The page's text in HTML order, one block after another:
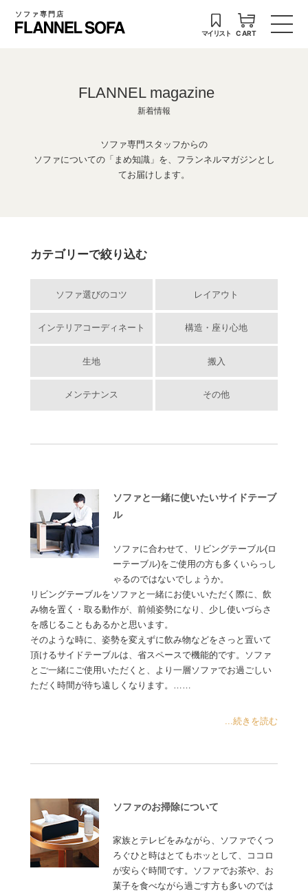
ソファ専門店
マイリスト CART
FLANNEL magazine
新着情報
ソファ専門スタッフからの
ソファについての「まめ知識」を、フランネルマガジンとし
てお届けします。
カテゴリーで絞り込む
ソファ選びのコツ レイアウト
インテリアコーディネート 構造・座り心地
生地 搬入
メンテナンス その他
ソファと一緒に使いたいサイドテーブ
ル
ソファに合わせて、リビングテーブル(ロ
ーテーブル)をご使用の方も多くいらっし
ゃるのではないでしょうか。
リビングテーブルをソファと一緒にお使いいただく際に、飲
み物を置く・取る動作が、前傾姿勢になり、少し使いづらさ
を感じることもあるかと思います。
そのような時に、姿勢を変えずに飲み物などをさっと置いて
頂けるサイドテーブルは、省スペースで機能的です。ソファ
とご一緒にご使用いただくと、より一層ソファでお過ごしい
ただく時間が待ち遠しくなります。……
...続きを読む
ソファのお掃除について
家族とテレビをみながら、ソファでくつ
ろぐひと時はとてもホッとして、ココロ
が安らぐ時間です。ソファでお茶や、お
菓子を食べながら過ごす方も多いのでは